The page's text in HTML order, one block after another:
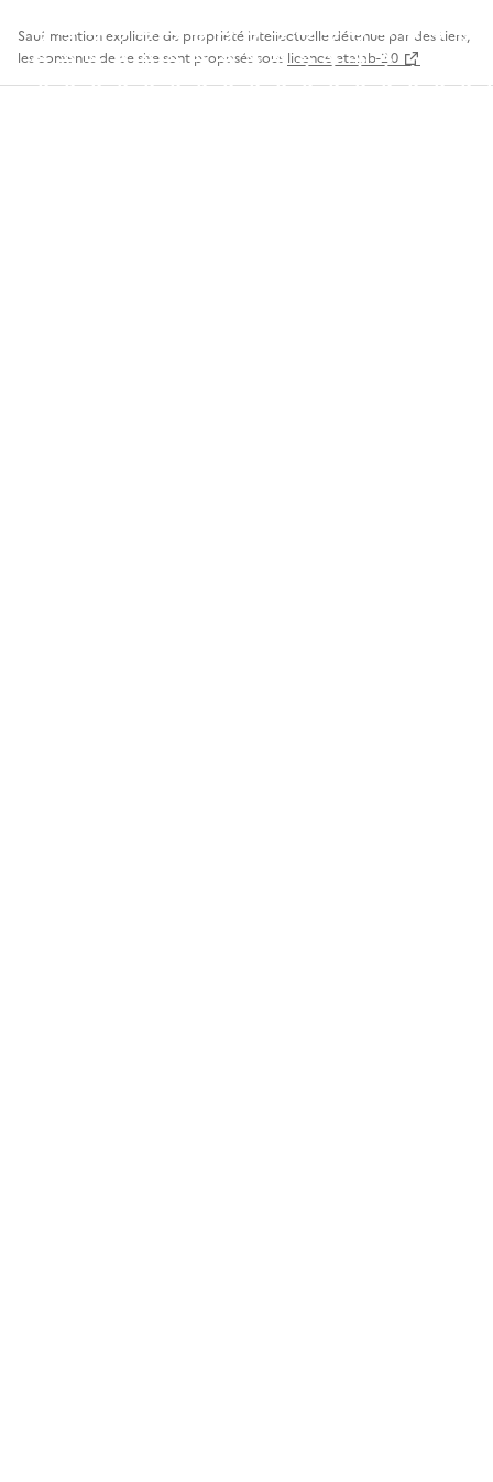
Sauf mention explicite de propriété intellectuelle détenue par des tiers,
les contenus de ce site sont proposés sous licence etalab-2.0